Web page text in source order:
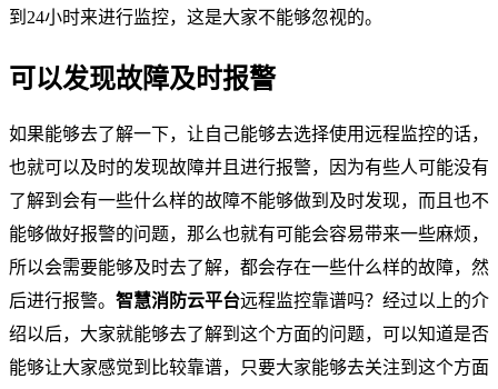
到24小时来进行监控，这是大家不能够忽视的。
可以发现故障及时报警
如果能够去了解一下，让自己能够去选择使用远程监控的话，
也就可以及时的发现故障并且进行报警，因为有些人可能没有
了解到会有一些什么样的故障不能够做到及时发现，而且也不
能够做好报警的问题，那么也就有可能会容易带来一些麻烦，
所以会需要能够及时去了解，都会存在一些什么样的故障，然
后进行报警。 智慧消防云平台远程监控靠谱吗？经过以上的介
绍以后，大家就能够去了解到这个方面的问题，可以知道是否
能够让大家感觉到比较靠谱，只要大家能够去关注到这个方面